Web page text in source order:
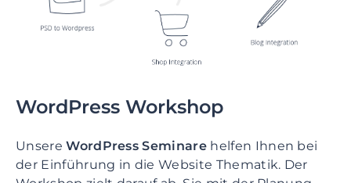
WordPress Workshop
UnsereWordPress Seminare helfen Ihnen bei
der Einführung in die Website Thematik. Der